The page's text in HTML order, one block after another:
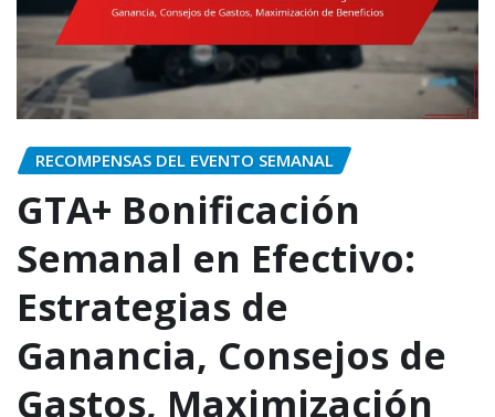
RECOMPENSAS DEL EVENTO SEMANAL
GTA+ Bonificación
Semanal en Efectivo:
Estrategias de
Ganancia, Consejos de
Gastos, Maximización